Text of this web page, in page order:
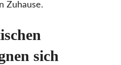
Zuhause.
sich